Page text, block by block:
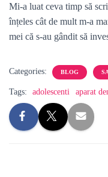
Mi-a luat ceva timp să
înțeles cât de mult m-a
mei că s-au gândit să
Categories: BLOG
Tags: adolescenti aparat